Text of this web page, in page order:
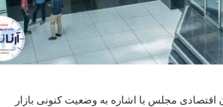
مجلس با اشاره به وضعیت کنونی بازار